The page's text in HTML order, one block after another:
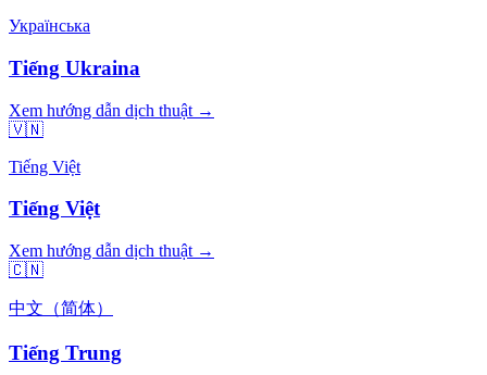
Українська
Tiếng Ukraina
Xem hướng dẫn dịch thuật →
🇻🇳
Tiếng Việt
Tiếng Việt
Xem hướng dẫn dịch thuật →
🇨🇳
中文（简体）
Tiếng Trung